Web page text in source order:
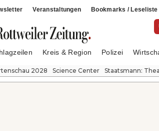
Veranstaltungen Bookmarks / Leseliste
Kreis & Region Polizei
2028 Science Center Staatsmann: